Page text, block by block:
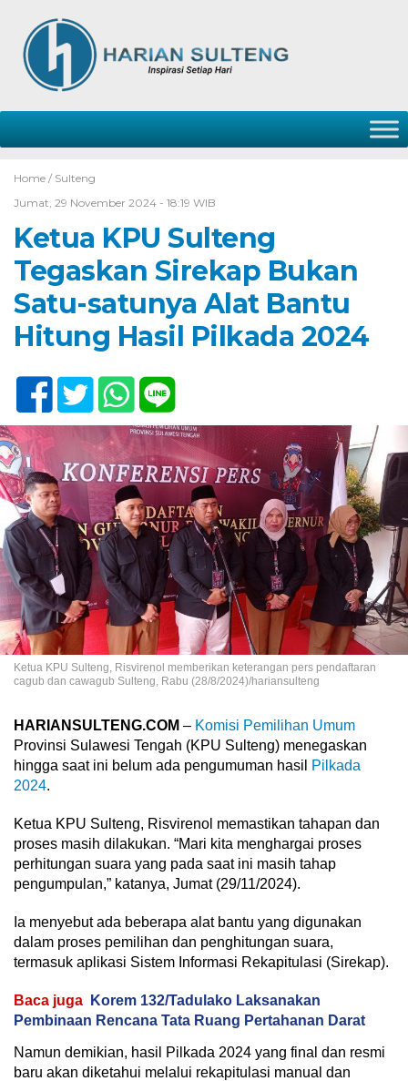
Home / Sulteng
Jumat, 29 November 2024 - 18:19 WIB
Ketua KPU Sulteng
Tegaskan Sirekap Bukan
Satu-satunya Alat Bantu
Hitung Hasil Pilkada 2024
Ketua KPU Sulteng, Risvirenol memberikan keterangan pers pendaftaran
cagub dan cawagub Sulteng, Rabu (28/8/2024)/hariansulteng
HARIANSULTENG.COM – Komisi Pemilihan Umum
Provinsi Sulawesi Tengah (KPU Sulteng) menegaskan
hingga saat ini belum ada pengumuman hasil
Pilkada
2024.
Ketua KPU Sulteng, Risvirenol memastikan tahapan dan
proses masih dilakukan. “Mari kita menghargai proses
perhitungan suara yang pada saat ini masih tahap
pengumpulan,” katanya, Jumat (29/11/2024).
Ia menyebut ada beberapa alat bantu yang digunakan
dalam proses pemilihan dan penghitungan suara,
termasuk aplikasi Sistem Informasi Rekapitulasi (Sirekap).
Baca juga
Korem 132/Tadulako Laksanakan
Pembinaan Rencana Tata Ruang Pertahanan Darat
Namun demikian, hasil Pilkada 2024 yang final dan resmi
baru akan diketahui melalui rekapitulasi manual dan